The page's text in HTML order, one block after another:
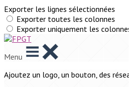
Exporter les lignes sélectionnées
Exporter toutes les colonnes
Exporter uniquement les
Menu
Ajoutez un logo, un bouton, des